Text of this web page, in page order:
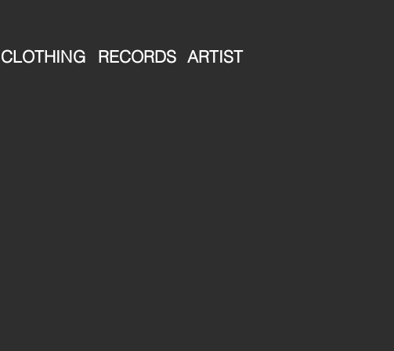
RECORDS
CLOTHING ARTIST